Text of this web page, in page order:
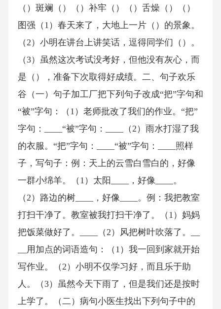
（）斑斓（）（）补牢（）（）舌燥（）（）
图强（1）春天来了，大地上一片（）的景象。
（2）小明在讲台上讲笑话，逗得同学们（）。
（3）虽然这次考试没考好，但他没有灰心，而
是（），准备下次取得好成绩。二、句子欢乐
谷（一）句子加工厂把下列句子改成“把”字句和
“被”字句：（1）老师批改了我们的作业。“把”
字句：____“被”字句：____（2）雨水打湿了我
的衣服。“把”字句：____“被”字句：____照样
子，写句子：例：天上的云雪白雪白的，好像
一群小绵羊。（1）太阳____，好像____。
（2）路边的树____，好像____。例：我把教室
打扫干净了。教室被我打扫干净了。（1）妈妈
把饭菜做好了。____（2）风把树叶吹落了。__
__用加点的词语造句：（1）我一回到家就开始
写作业。（2）小明不仅学习好，而且乐于助
人。（3）虽然今天下雨了，但是我们还是按时
上学了。（二）病句小医生找出下列句子中的